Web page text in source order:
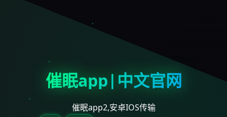
催眠app|中文官网
催眠app2,安卓IOS传输